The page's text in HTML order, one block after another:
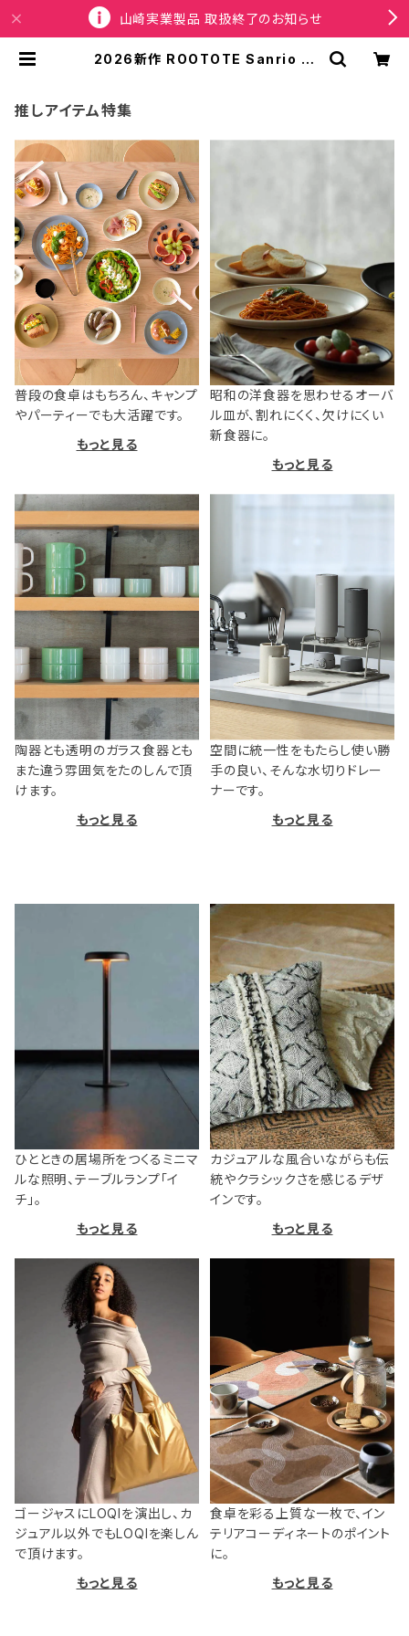
山崎実業製品 取扱終了のお知らせ
2026新作 ROOTOTE Sanrio ル
ンリオキャラクターズE 保冷バッグ ミ
ニバッグ おにぎりサイズ 洗濯可 ハロ
推しアイテム特集
普段の食卓はもちろん、キャンプ
やパーティーでも大活躍です。
もっと見る
昭和の洋食器を思わせるオーバ
ル皿が、割れにくく、欠けにくい
新食器に。
もっと見る
陶器とも透明のガラス食器とも
また違う雰囲気をたのしんで頂
けます。
もっと見る
空間に統一性をもたらし使い勝
手の良い、そんな水切りドレー
ナーです。
もっと見る
ひとときの居場所をつくるミニマ
ルな照明、テーブルランプ「イ
チ」。
もっと見る
カジュアルな風合いながらも伝
統やクラシックさを感じるデザ
インです。
もっと見る
ゴージャスにLOQIを演出し、カ
ジュアル以外でもLOQIを楽しん
で頂けます。
もっと見る
食卓を彩る上質な一枚で、イン
テリアコーディネートのポイント
に。
もっと見る